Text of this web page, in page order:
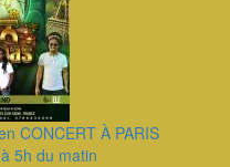
CONCERT À PARIS
5h du matin